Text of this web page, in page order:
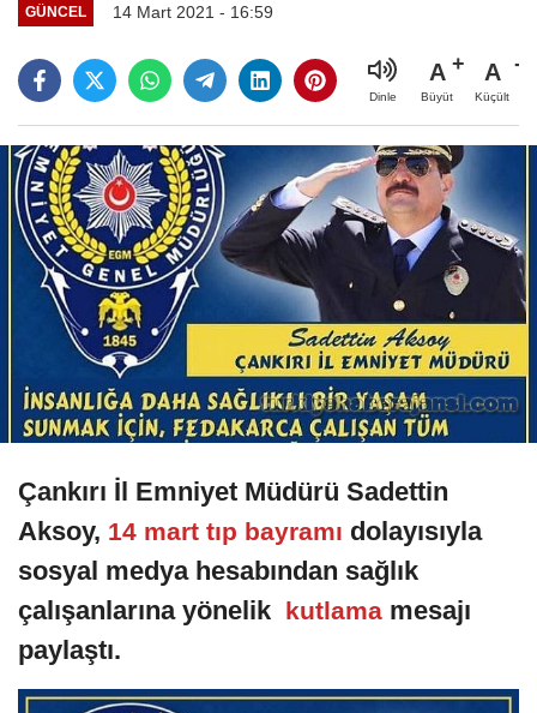
GÜNCEL 14 Mart 2021 - 16:59
Dinle
A
Büyüt
A
Küçült
Çankırı İl Emniyet Müdürü Sadettin
Aksoy, 14 mart tıp bayramı dolayısıyla
sosyal medya hesabından sağlık
çalışanlarına yönelik kutlama mesajı
paylaştı.